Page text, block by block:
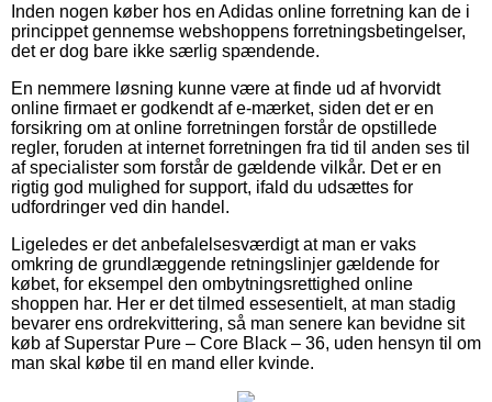
Inden nogen køber hos en Adidas online forretning kan de i
princippet gennemse webshoppens forretningsbetingelser,
det er dog bare ikke særlig spændende.
En nemmere løsning kunne være at finde ud af hvorvidt
online firmaet er godkendt af e-mærket, siden det er en
forsikring om at online forretningen forstår de opstillede
regler, foruden at internet forretningen fra tid til anden ses til
af specialister som forstår de gældende vilkår. Det er en
rigtig god mulighed for support, ifald du udsættes for
udfordringer ved din handel.
Ligeledes er det anbefalelsesværdigt at man er vaks
omkring de grundlæggende retningslinjer gældende for
købet, for eksempel den ombytningsrettighed online
shoppen har. Her er det tilmed essesentielt, at man stadig
bevarer ens ordrekvittering, så man senere kan bevidne sit
køb af Superstar Pure – Core Black – 36, uden hensyn til om
man skal købe til en mand eller kvinde.